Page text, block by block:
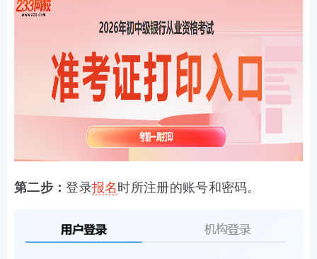
第二步：登录报名 时所注册的账号和密码。